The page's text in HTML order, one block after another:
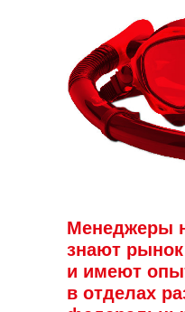
Менеджеры
знают рынок
и имеют
в отделах